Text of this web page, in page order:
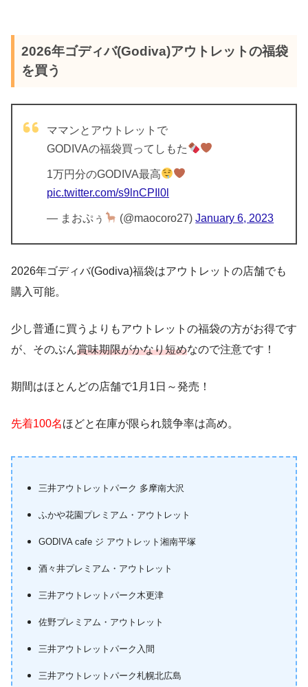
2026年ゴディバ(Godiva)アウトレットの福袋
を買う
ママンとアウトレットで
GODIVAの福袋買ってしもた
1万円分のGODIVA最高
pic.twitter.com/s9lnCPIl0l
— まおぷぅ (@maocoro27)January 6, 2023
2026年ゴディバ(Godiva)福袋はアウトレットの店舗でも
購入可能。
少し普通に買うよりもアウトレットの福袋の方がお得です
が、そのぶん賞味期限がかなり短めなので注意です！
期間はほとんどの店舗で1月1日～発売！
先着100名ほどと在庫が限られ競争率は高め。
三井アウトレットパーク 多摩南大沢
ふかや花園プレミアム・アウトレット
GODIVA cafe ジ アウトレット湘南平塚
酒々井プレミアム・アウトレット
三井アウトレットパーク木更津
佐野プレミアム・アウトレット
三井アウトレットパーク入間
三井アウトレットパーク札幌北広島